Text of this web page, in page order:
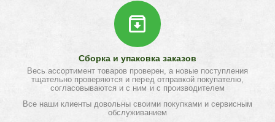
Сборка и упаковка заказов
Весь ассортимент товаров проверен, а новые поступления
тщательно проверяются и перед отправкой покупателю,
согласовываются и с ним и с производителем
Все наши клиенты довольны своими покупками и сервисным
обслуживанием